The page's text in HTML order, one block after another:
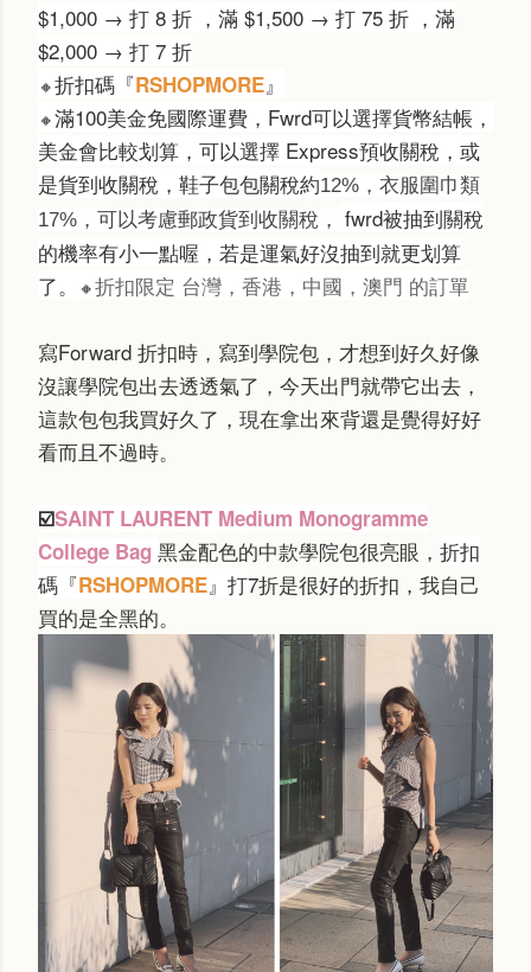
$1,000 → 打 8 折 ， 滿 $1,500 → 打 75 折 ， 滿
$2,000 → 打 7 折
🔸折扣碼『RSHOPMORE』
🔸滿100美金免國際運費， Fwrd可以選擇貨幣結帳，
美金會比較划算，可以選擇 Express預收關稅，或
是貨到收關稅，鞋子包包關稅約12%， 衣服圍巾類
17%，可以考慮郵政貨到收關稅，
fwrd被抽到關稅
的機率有小一點喔，若是運氣好沒抽到就更划算
了。
🔸折扣限定 台灣， 香港， 中國 ， 澳門 的訂單
寫Forward 折扣時，寫到學院包，才想到好久好像
沒讓學院包出去透透氣了，今天出門就帶它出去，
這款包包我買好久了，現在拿出來背還是覺得好好
看而且不過時。
☑️SAINT LAURENT Medium Monogramme
College Bag 黑金配色的中款學院包很亮眼， 折扣
碼『RSHOPMORE』打7折是很好的折扣，我自己
買的是全黑的。